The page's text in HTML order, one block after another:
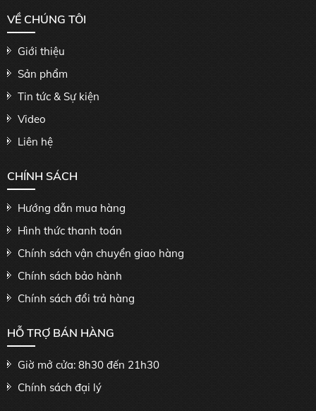
VỀ CHÚNG TÔI
Giới thiệu
Sản phẩm
Tin tức & Sự kiện
Video
Liên hệ
CHÍNH SÁCH
Hướng dẫn mua hàng
Hình thức thanh toán
Chính sách vận chuyển giao hàng
Chính sách bảo hành
Chính sách đổi trả hàng
HỖ TRỢ BÁN HÀNG
Giờ mở cửa: 8h30 đến 21h30
Chính sách đại lý